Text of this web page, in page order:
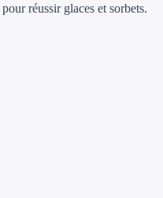
pour réussir glaces et sorbets.